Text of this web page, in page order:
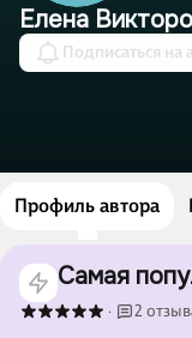
Елена
Подписаться на
Профиль автора
Самая
· 2